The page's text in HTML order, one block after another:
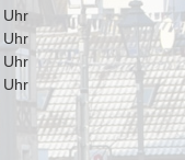
Uhr
Uhr
Uhr
Uhr